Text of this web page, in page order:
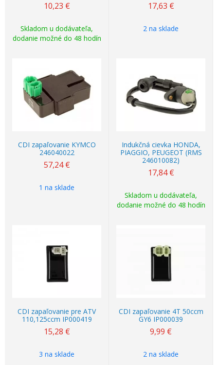
10,23 €
Skladom u dodávateľa,
dodanie možné do 48 hodín
17,63 €
2 na sklade
CDI zapaľovanie KYMCO
246040022
57,24 €
1 na sklade
Indukčná cievka HONDA,
PIAGGIO, PEUGEOT (RMS
246010082)
17,84 €
Skladom u dodávateľa,
dodanie možné do 48 hodín
CDI zapaľovanie pre ATV
110,125ccm IP000419
15,28 €
3 na sklade
CDI zapaľovanie 4T 50ccm
GY6 IP000039
9,99 €
2 na sklade